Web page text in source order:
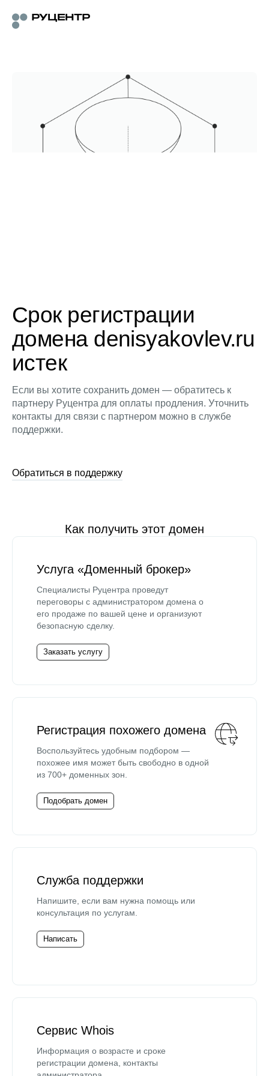
Срок регистрации
домена denisyakovlev.ru
истек
Если вы хотите сохранить домен — обратитесь к
партнеру Руцентра для оплаты продления. Уточнить
контакты для связи с партнером можно в службе
поддержки.
Обратиться в поддержку
Как получить этот домен
Услуга «Доменный брокер»
Специалисты Руцентра проведут
переговоры с администратором домена о
его продаже по вашей цене и организуют
безопасную сделку.
Заказать услугу
Регистрация похожего домена
Воспользуйтесь удобным подбором —
похожее имя может быть свободно в одной
из 700+ доменных зон.
Подобрать домен
Служба поддержки
Напишите, если вам нужна помощь или
консультация по услугам.
Написать
Сервис Whois
Информация о возрасте и сроке
регистрации домена, контакты